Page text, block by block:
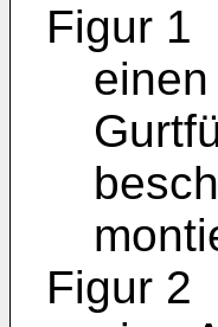
Figur 1
Figur 2